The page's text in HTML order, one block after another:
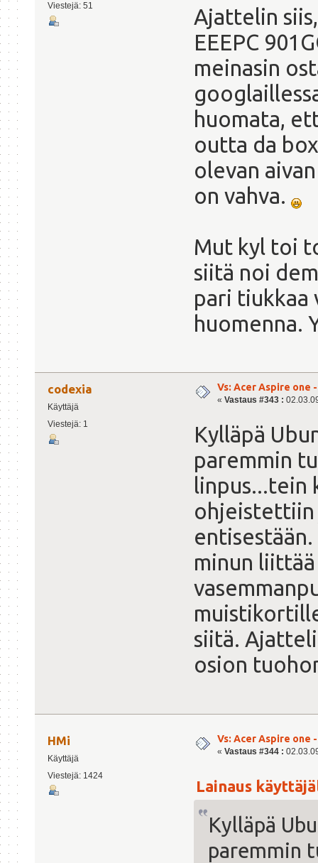
Viestejä: 51
Ajattelin
EEEPC
meinasin
huomata,
outta da
olevan
on vahva.
Mut kyl toi
siitä noi
pari tiukkaa
huomenna.
codexia
Käyttäjä
Viestejä: 1
Vs: Acer Aspire one
« Vastaus #343 :
Kylläpä
paremmin
linpus...tein
minun
siitä.
osion
HMi
Käyttäjä
Viestejä: 1424
Vs: Acer Aspire one
« Vastaus #344 :
Lainaus
Kylläpä
paremmin